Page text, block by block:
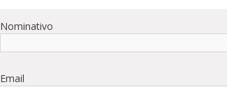
Nominativo
Email